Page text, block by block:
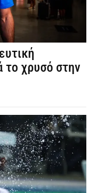
το χρυσό στην